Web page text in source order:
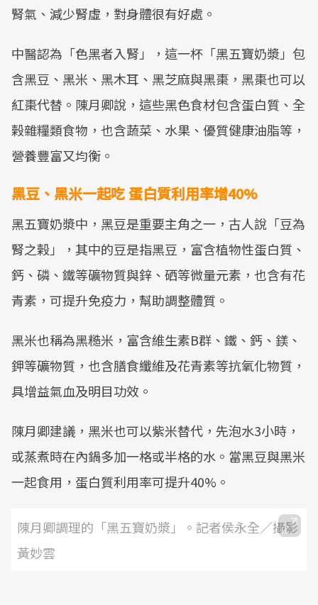
腎氣、減少腎虛，對身體很有好處。
中醫認為「色黑者入腎」，這一杯「黑五寶奶漿」包
含黑豆、黑米、黑木耳、黑芝麻與黑棗，黑棗也可以
紅棗代替。陳月卿說，這些黑色食材包含蛋白質、全
榖雜糧類食物，也含蔬菜、水果、優質健康油脂等，
營養豐富又均衡。
黑豆、黑米一起吃 蛋白質利用率增40%
黑五寶奶漿中，黑豆是重要主角之一，古人說「豆為
腎之榖」，其中的豆是指黑豆，富含植物性蛋白質、
鈣、磷、鐵等礦物質與鋅、硒等微量元素，也含有花
青素，可提升免疫力，幫助調整體質。
黑米也稱為黑糙米，富含維生素B群、鐵、鈣、鎂、
鉀等礦物質，也含膳食纖維及花青素等抗氧化物質，
具增益氣血及明目功效。
陳月卿建議，黑米也可以紫米替代，先泡水3小時，
或蒸煮時在內鍋多加一格或半格的水。當黑豆與黑米
一起食用，蛋白質利用率可提升40%。
陳月卿調理的「黑五寶奶漿」。記者侯永全／攝影
黃妙雲